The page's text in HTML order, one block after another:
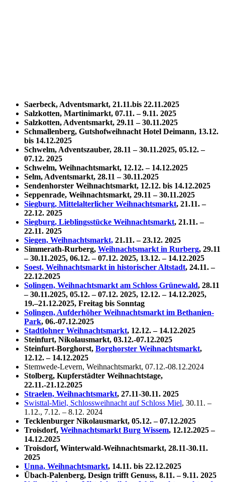
Saerbeck, Adventsmarkt, 21.11.bis 22.11.2025
Salzkotten, Martinimarkt, 07.11. – 9.11. 2025
Salzkotten, Adventsmarkt, 29.11 – 30.11.2025
Schmallenberg, Gutshofweihnacht Hotel Deimann, 13.12.
bis 14.12.2025
Schwelm, Adventszauber, 28.11 – 30.11.2025, 05.12. –
07.12. 2025
Schwelm, Weihnachtsmarkt, 12.12. – 14.12.2025
Selm, Adventsmarkt, 28.11 – 30.11.2025
Sendenhorster Weihnachtsmarkt, 12.12. bis 14.12.2025
Seppenrade, Weihnachtsmarkt, 29.11 – 30.11.2025
Siegburg, Mittelalterlicher Weihnachtsmarkt, 21.11. –
22.12. 2025
Siegburg, Lieblingsstücke Weihnachtsmarkt, 21.11. –
22.11. 2025
Siegen, Weihnachtsmarkt, 21.11. – 23.12. 2025
Simmerath-Rurberg, Weihnachtsmarkt in Rurberg, 29.11
– 30.11.2025, 06.12. – 07.12. 2025, 13.12. – 14.12.2025
Soest, Weihnachtsmarkt in historischer Altstadt, 24.11. –
22.12.2025
Solingen, Weihnachtsmarkt am Schloss Grünewald, 28.11
– 30.11.2025, 05.12. – 07.12. 2025, 12.12. – 14.12.2025,
19.–21.12.2025, Freitag bis Sonntag
Solingen, Aufderhöher Weihnachtsmarkt im Bethanien-
Park, 06.-07.12.2025
Stadtlohner Weihnachtsmarkt, 12.12. – 14.12.2025
Steinfurt, Nikolausmarkt, 03.12.-07.12.2025
Steinfurt-Borghorst, Borghorster Weihnachtsmarkt,
12.12. – 14.12.2025
Stemwede-Levern, Weihnachtsmarkt, 07.12.-08.12.2024
Stolberg, Kupferstädter Weihnachtstage,
22.11.-21.12.2025
Straelen, Weihnachtsmarkt, 27.11-30.11. 2025
Swisttal-Miel, Schlossweihnacht auf Schloss Miel, 30.11. –
1.12., 7.12. – 8.12. 2024
Tecklenburger Nikolausmarkt, 05.12. – 07.12.2025
Troisdorf, Weihnachtsmarkt Burg Wissem, 12.12.2025 –
14.12.2025
Troisdorf, Winterwald-Weihnachtsmarkt, 28.11-30.11.
2025
Unna, Weihnachtsmarkt, 14.11. bis 22.12.2025
Übach-Palenberg, Design trifft Genuss, 8.11. – 9.11. 2025